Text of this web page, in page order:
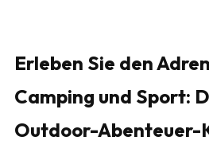
Erleben Sie den
Camping und Sport:
Outdoor-Abenteuer-